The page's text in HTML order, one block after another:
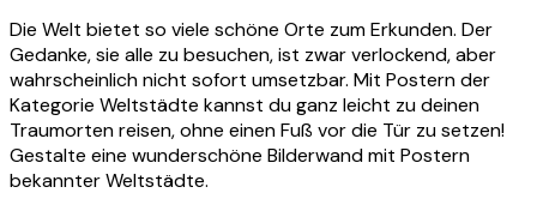
Die Welt bietet so viele schöne Orte zum Erkunden. Der
Gedanke, sie alle zu besuchen, ist zwar verlockend, aber
wahrscheinlich nicht sofort umsetzbar. Mit Postern der
Kategorie Weltstädte kannst du ganz leicht zu deinen
Traumorten reisen, ohne einen Fuß vor die Tür zu setzen!
Gestalte eine wunderschöne Bilderwand mit Postern
bekannter Weltstädte.